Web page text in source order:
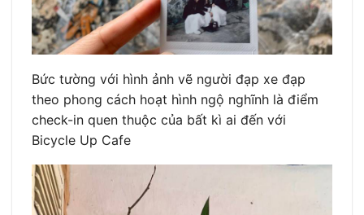
Bức tường với hình ảnh vẽ người đạp xe đạp
theo phong cách hoạt hình ngộ nghĩnh là điểm
check-in quen thuộc của bất kì ai đến với
Bicycle Up Cafe